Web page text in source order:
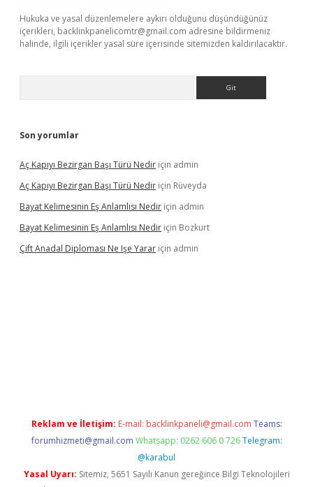
Hukuka ve yasal düzenlemelere aykırı olduğunu düşündüğünüz
içerikleri, backlinkpanelicomtr@gmail.com adresine bildirmeniz
halinde, ilgili içerikler yasal süre içerisinde sitemizden kaldırılacaktır.
Son yorumlar
Aç Kapıyı Bezirgan Başı Türü Nedir için admin
Aç Kapıyı Bezirgan Başı Türü Nedir için Rüveyda
Bayat Kelimesinin Eş Anlamlısı Nedir için admin
Bayat Kelimesinin Eş Anlamlısı Nedir için Bozkurt
Çift Anadal Diploması Ne Işe Yarar için admin
Reklam ve İletişim: E-mail: backlinkpaneli@gmail.com Teams:
forumhizmeti@gmail.com Whatsapp: 0262 606 0 726 Telegram:
@karabul
Yasal Uyarı: Sitemiz, 5651 Sayılı Kanun gereğince Bilgi Teknolojileri